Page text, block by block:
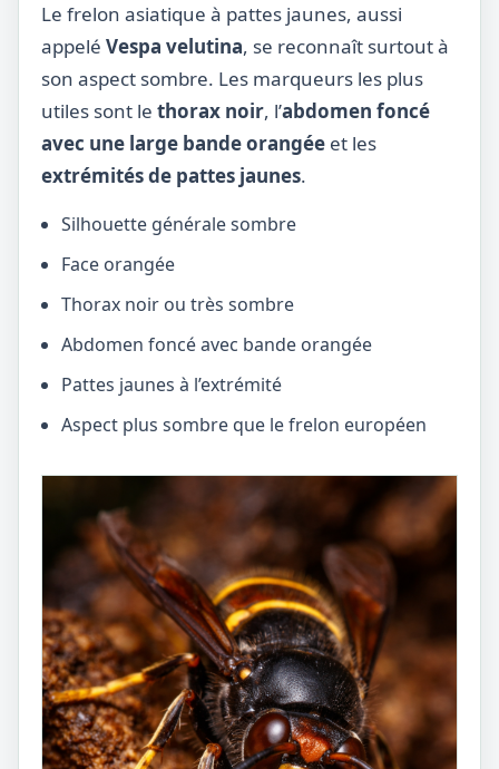
Le frelon asiatique à pattes jaunes, aussi
appelé Vespa velutina, se reconnaît surtout à
son aspect sombre. Les marqueurs les plus
utiles sont le thorax noir, l’abdomen foncé
avec une large bande orangée et les
extrémités de pattes jaunes.
Silhouette générale sombre
Face orangée
Thorax noir ou très sombre
Abdomen foncé avec bande orangée
Pattes jaunes à l’extrémité
Aspect plus sombre que le frelon européen